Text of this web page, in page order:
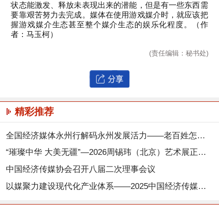
状态能激发、释放未表现出来的潜能，但是有一些东西需
要靠艰苦努力去完成。媒体在使用游戏媒介时，就应该把
握游戏媒介生态甚至整个媒介生态的娱乐化程度。（作
者：马玉柯）
(责任编辑：秘书处)
精彩推荐
全国经济媒体永州行解码永州发展活力——老百姓怎么开心，我们就怎么干
“璀璨中华 大美无疆”—2026周锡玮（北京）艺术展正式启幕，以笔墨丹青搭建两岸文化交流之桥
中国经济传媒协会召开八届二次理事会议
以媒聚力建设现代化产业体系——2025中国经济传媒大会在京举行